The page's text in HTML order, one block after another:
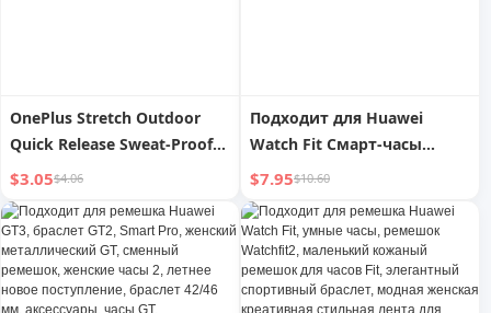
OnePlus Stretch Outdoor
Quick Release Sweat-Proof
Watch Strap
$3.05$4.06
Подходит для Huawei
Watch Fit Смарт-часы
Ремешок Маленькие
кожаные часы Браслет
Watchfit2 Деловой
элегантный спортивный
модный женский
жизненный креативный
$7.95$10.60